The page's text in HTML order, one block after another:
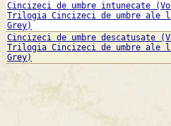
Cincizeci de umbre intunecate
Trilogia Cincizeci de umbre ale
Grey)
Cincizeci de umbre descatusate
Trilogia Cincizeci de umbre ale
Grey)